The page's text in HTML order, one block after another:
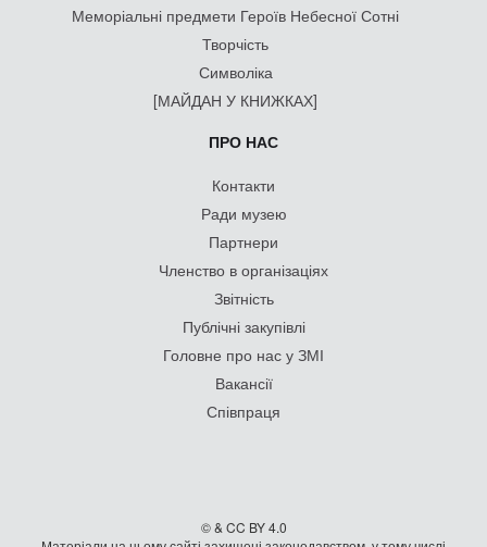
Меморіальні предмети Героїв Небесної Сотні
Творчість
Символіка
[МАЙДАН У КНИЖКАХ]
ПРО НАС
Контакти
Ради музею
Партнери
Членство в організаціях
Звітність
Публічні закупівлі
Головне про нас у ЗМІ
Вакансії
Співпраця
© & CC BY 4.0